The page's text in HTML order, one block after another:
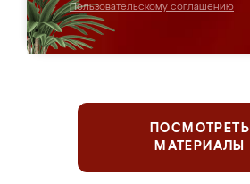
Пользовательскому соглашению
ПОСМОТРЕТЬ
МАТЕРИАЛЫ